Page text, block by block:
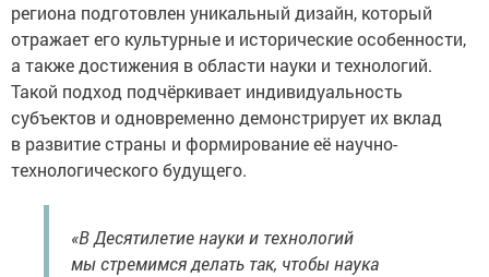
региона подготовлен уникальный дизайн, который
отражает его культурные и исторические особенности,
а также достижения в области науки и технологий.
Такой подход подчёркивает индивидуальность
субъектов и одновременно демонстрирует их вклад
в развитие страны и формирование её научно-
технологического будущего.
«В Десятилетие науки и технологий
мы стремимся делать так, чтобы наука